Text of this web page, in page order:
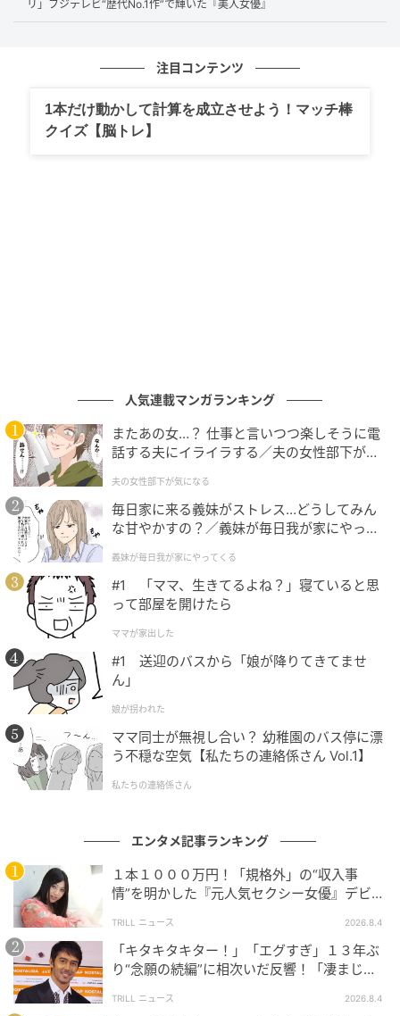
の言葉でした。
「次もう彼女逃したらダメだから、結婚しなさい」
舞台でも映像でも激しい役を多く演じてきた藤原さん
ですが、私生活では約10年の時間を積み重ねてから結
婚を決めました。この事実からは、勢いだけでなく、
節目を見極めて責任を取る人柄が見えてきます。作品
で見せる緊張感の強さと、人生の大事な場面での誠実
さが、藤原さんの魅力をより深くしているのではない
でしょうか。
SNSではあまりの人気ぶりに「ガチでショック」「人
生の終わりくらい落ち込んだ」などのロスの声や「ひ
っくり返りそうになってる」「おめでとうございま
す」「すごくほんわかする」「凄まじく好印象」など
驚きと祝福の声が溢れていました。
若手時代から評価が続く…第一線に立ち続ける
名優
藤原さんの功績を語るうえで外せないのは、デビュー
後まもなく結果を出し続けてきた点です。映画『
ル・ロワイアル』で注目を集め、2001年の第24回日本
アカデミー賞では優秀主演男優賞と新人俳優賞を受賞
しました。さらに2004年には映画『
バトル・ロワイア
ルII 鎮魂歌
』で再び優秀主演男優賞を受賞し、2018年
には映画『22年目の告白―私が殺人犯です―
』でも優
秀主演男優賞に選ばれています。
リ」フジテレビ“歴代No.1作”で輝いた『美人女優』
注目コンテンツ
1本だけ動かして計算を成立させよう！マッチ棒
クイズ【脳トレ】
人気連載マンガランキング
またあの女…？ 仕事と言いつつ楽しそうに電
話する夫にイライラする／夫の女性部下が気
夫の女性部下が気になる
毎日家に来る義妹がストレス…どうしてみん
な甘やかすの？／義妹が毎日我が家にやって
が】
義妹が毎日我が家にやってくる
#1 「ママ、生きてるよね？」寝ていると思
って部屋を開けたら
ママが家出した
#1 送迎のバスから「娘が降りてきてませ
ん」
娘が拐われた
ママ同士が無視し合い？ 幼稚園のバス停に漂
う不穏な空気【私たちの連絡係さん Vol.1】
私たちの連絡係さん
エンタメ記事ランキング
１本１０００万円！「規格外」の“収入事
情”を明かした『元人気セクシー女優』デビュ
TRILL ニュース 2026.8.4
「キタキタキター！」「エグすぎ」１３年ぶ
り“念願の続編”に相次いだ反響！「凄まじく
TRILL ニュース 2026.8.4